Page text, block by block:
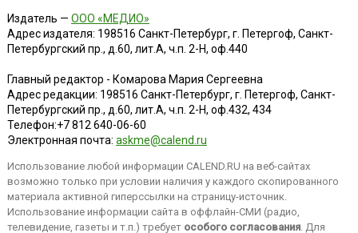
Издатель — ООО «МЕДИО»
Адрес издателя: 198516 Санкт-Петербург, г. Петергоф, Санкт-
Петербургский пр., д.60, лит.А, ч.п. 2-Н, оф.440
Главный редактор - Комарова Мария Сергеевна
Адрес редакции: 198516 Санкт-Петербург, г. Петергоф, Санкт-
Петербургский пр., д.60, лит.А, ч.п. 2-Н, оф.432, 434
Телефон:+7 812 640-06-60
Электронная почта: askme@calend.ru
Использование любой информации CALEND.RU на веб-сайтах
возможно только при условии наличия у каждого скопированного
материала активной гиперссылки на страницу-источник.
Использование информации сайта в оффлайн-СМИ (радио,
телевидение, газеты и т.п.) требует особого согласования. Для